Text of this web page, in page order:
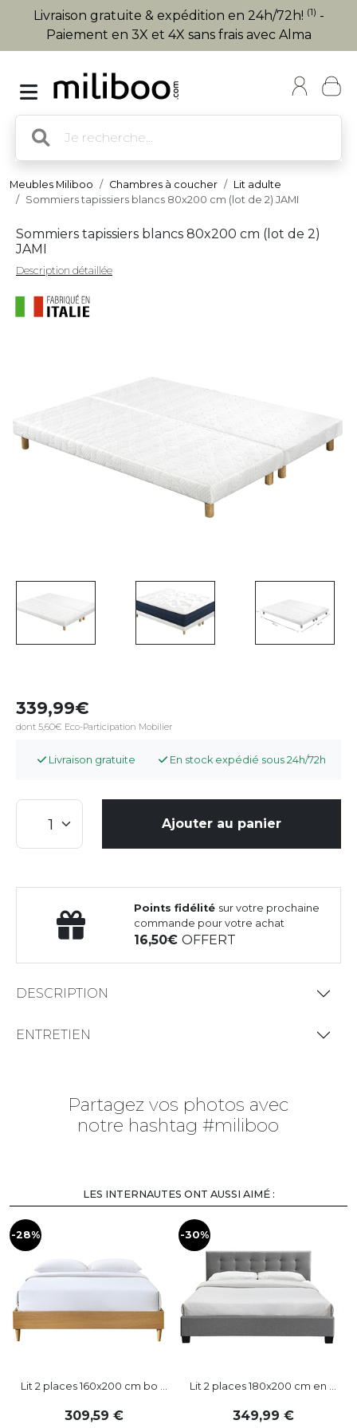
Livraison gratuite & expédition en 24h/72h! (1) -
Paiement en 3X et 4X sans frais avec Alma
Meubles Miliboo Chambres à coucher
Lit adulte
Sommiers tapissiers blancs 80x200 cm (lot de 2) JAMI
Sommiers tapissiers blancs 80x200 cm (lot de 2)
JAMI
Description détaillée
339,99
dont 5,60€ Eco-Participation Mobilier
Livraison gratuite En stock expédié sous 24h/72h
Ajouter au panier
Points fidélité sur votre prochaine
commande pour votre achat
16,50OFFERT
DESCRIPTION
ENTRETIEN
Partagez vos photos avec
notre hashtag #miliboo
LES INTERNAUTES ONT AUSSI AIMÉ :
-28%
Lit 2 places 160x200 cm bo ...
309,59
-30%
Lit 2 places 180x200 cm en ...
349,99